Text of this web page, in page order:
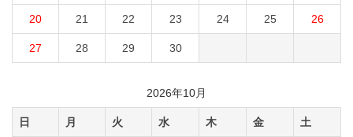
20 21 22 23 24 25 26
27 28 29 30
2026年10月
日 月 火 水 木 金 土